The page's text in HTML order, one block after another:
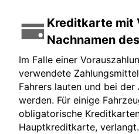
Kreditkarte mit
Nachnamen
Im Falle einer
verwendete
Fahrers lauten und bei
werden. Für einige
obligatorische
Hauptkreditkarte,